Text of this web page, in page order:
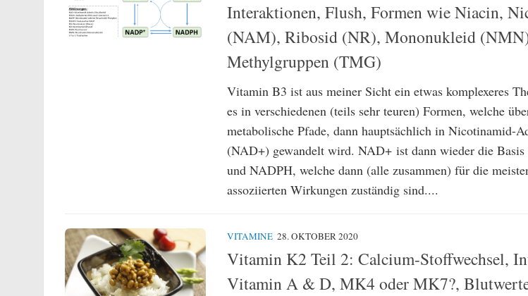
Interaktionen, Flush, Formen wie Niacin,
(NAM), Ribosid (NR), Mononukleid
Methylgruppen (TMG)
Vitamin B3 ist aus meiner Sicht ein etwas komplexeres
es in verschiedenen (teils sehr teuren) Formen, welche
metabolische Pfade, dann hauptsächlich in Nicotinamid-
(NAD+) gewandelt wird. NAD+ ist dann wieder die
und NADPH, welche dann (alle zusammen) für die
assoziierten Wirkungen zuständig sind....
VITAMINE 28. OKTOBER 2020
Vitamin K2 Teil 2: Calcium-Stoffwechsel,
Vitamin A & D, MK4 oder MK7?,